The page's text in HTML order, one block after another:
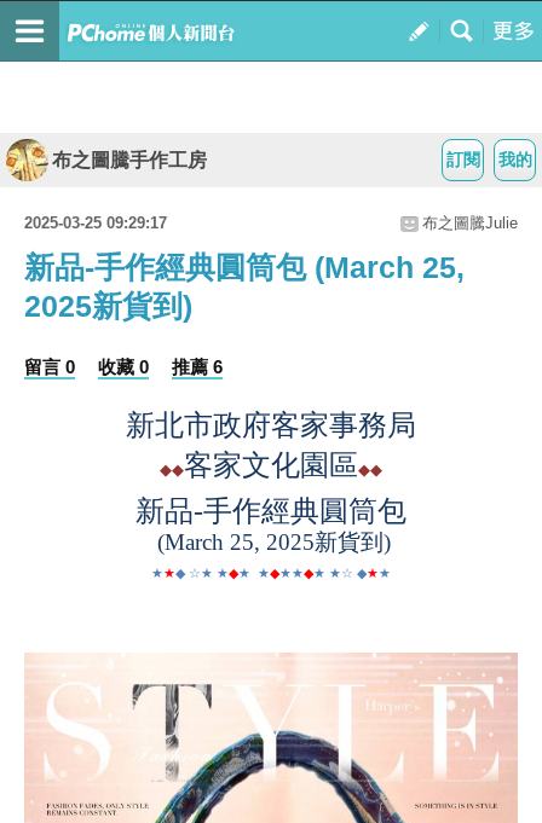
我的
訂閱
布之圖騰手作工房
2025-03-25 09:29:17 布之圖騰Julie
新品-手作經典圓筒包 (March 25,
2025新貨到)
留言 0 收藏 0 推薦 6
新北市政府客家事務局
◆◆客家文化園區◆◆
新品-手作經典圓筒包
(March 25, 2025新貨到 )
★★◆ ☆★ ★◆★ ★◆★★◆★ ★☆ ◆★★